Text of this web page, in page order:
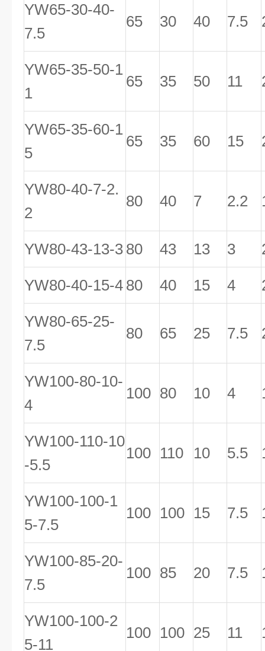
YW65-30-40-
7.5
65 30 40 7.5
YW65-35-50-1
1
65 35 50 11
YW65-35-60-1
5
65 35 60 15
YW80-40-7-2.
2
80 40 7 2.2
YW80-43-13-3 80 43 13 3
YW80-40-15-4 80 40 15 4
YW80-65-25-
7.5
80 65 25 7.5
YW100-80-10-
4
100 80 10 4
YW100-110-10
-5.5
100 110 10 5.5
YW100-100-1
5-7.5
100 100 15 7.5
YW100-85-20-
7.5
100 85 20 7.5
YW100-100-2
5-11
100 100 25 11